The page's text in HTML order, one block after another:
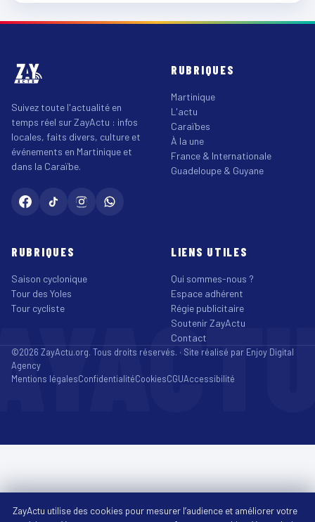
Suivez toute l'actualité en
temps réel sur ZayActu : infos
locales, faits divers, culture et
événements en Martinique et
dans la Caraïbe.
RUBRIQUES
Martinique
L'actu
Caraïbes
À la une
France & Internationale
Guadeloupe & Guyane
RUBRIQUES
Saison cyclonique
Tour des Yoles
Tour cycliste
LIENS UTILES
Qui sommes-nous ?
Espace adhérent
Régie publicitaire
Soutenir ZayActu
Contact
©2026 ZayActu.org. Tous droits réservés. · Site réalisé par Enjoy Digital
Agency
Mentions légalesConfidentialitéCookiesCGUAccessibilité
ZayActu utilise des cookies pour mesurer l’audience et améliorer votre